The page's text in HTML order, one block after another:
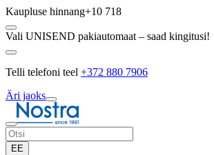
Kaupluse hinnang+10 718
Vali UNISEND pakiautomaat – saad kingitusi!
Telli telefoni teel +372 880 7906
Äri jaoks
EE